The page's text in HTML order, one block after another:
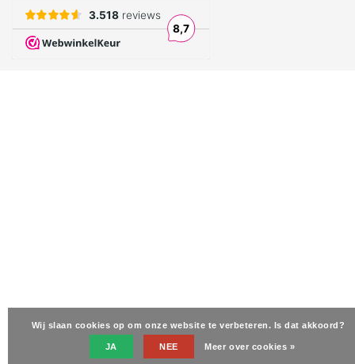
Wij slaan cookies op om onze website te verbeteren. Is dat akkoord?
JA NEE Meer over cookies »